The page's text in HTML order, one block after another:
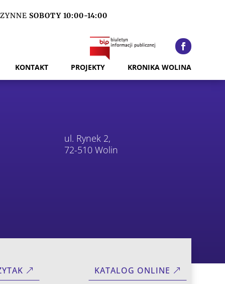
SOBOTY 10:00-14:00
KONTAKT PROJEKTY KRONIKA WOLINA
ul. Rynek 2,
72-510 Wolin
KATALOG ONLINE